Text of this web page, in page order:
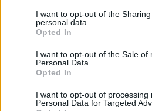
I want to opt-out of the
personal data.
Opted In
I want to opt-out of the Sale of
Personal Data.
Opted In
I want to opt-out of processing
Personal Data for Targeted
diaspora s-a făcut cu scopul
umplerii golului de cunoștințe
pentru osimulare mai precisă a
referendum cu privire la unirea